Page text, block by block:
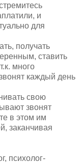
и
для
получать
ставить
много
каждый день
свою
звонят
в этом им
заканчивая
психолог-